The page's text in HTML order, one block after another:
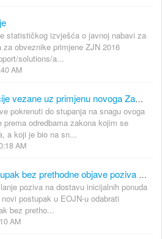
statističkog izvješća o javnoj nabavi za
za obveznike primjene ZJN 2016
solutions/a...
AM
Osnovne informacije vezane uz primjenu novoga Zakona o javnoj nabavi
pokrenuti do stupanja na snagu ovoga
odredbama zakona kojim se
a koji je bio na sn...
AM
Pregovarački postupak bez prethodne objave poziva na nadmetanje
poziva na dostavu inicijalnih ponuda
postupak u EOJN-u odabrati
bez pretho...
AM